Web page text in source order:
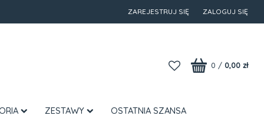
ZAREJESTRUJ SIĘ ZALOGUJ SIĘ
0 / 0,00 zł
ZESTAWY OSTATNIA SZANSA